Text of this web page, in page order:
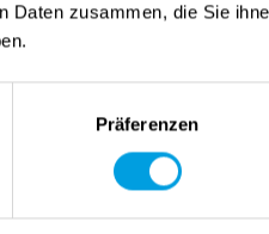
Daten zusammen, die Sie
Präferenzen
Parallel_6
die Verteilung einer
eine Reduzierung der
Parallel_8
das Verteilen einer
dieser Option kann eine